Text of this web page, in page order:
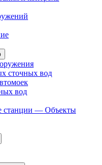
сточных вод
вод
станции — Объекты